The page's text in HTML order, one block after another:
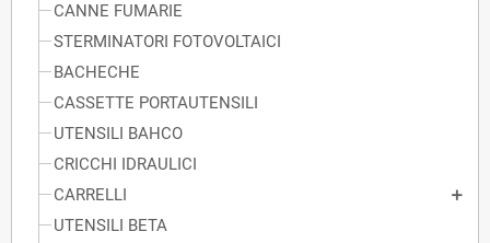
CANNE FUMARIE
STERMINATORI FOTOVOLTAICI
BACHECHE
CASSETTE PORTAUTENSILI
UTENSILI BAHCO
CRICCHI IDRAULICI
CARRELLI
UTENSILI BETA